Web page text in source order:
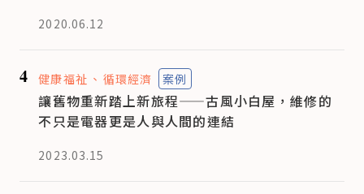
2020.06.12
4 健康福祉 循環經濟 案例
讓舊物重新踏上新旅程——古風小白屋，維修的
不只是電器更是人與人間的連結
2023.03.15